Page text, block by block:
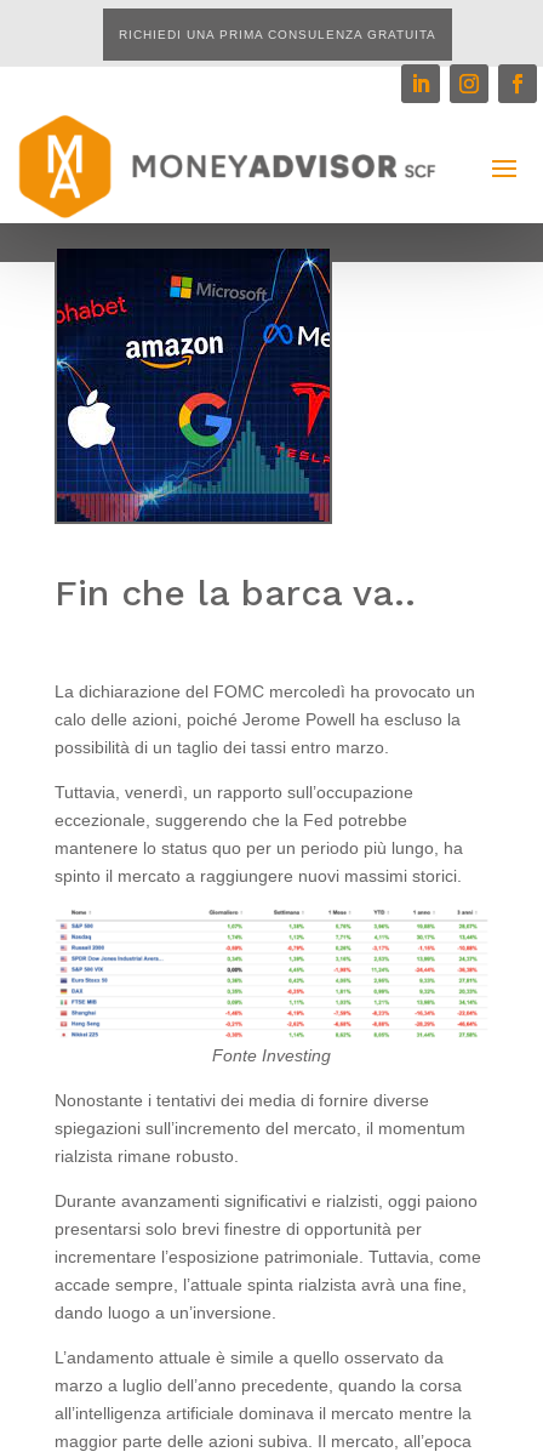
RICHIEDI UNA PRIMA CONSULENZA GRATUITA
Fin che la barca va..
La dichiarazione del FOMC mercoledì ha provocato un
calo delle azioni, poiché Jerome Powell ha escluso la
possibilità di un taglio dei tassi entro marzo.
Tuttavia, venerdì, un rapporto sull’occupazione
eccezionale, suggerendo che la Fed potrebbe
mantenere lo status quo per un periodo più lungo, ha
spinto il mercato a raggiungere nuovi massimi storici.
Fonte Investing
Nonostante i tentativi dei media di fornire diverse
spiegazioni sull’incremento del mercato, il momentum
rialzista rimane robusto.
Durante avanzamenti significativi e rialzisti, oggi paiono
presentarsi solo brevi finestre di opportunità per
incrementare l’esposizione patrimoniale. Tuttavia, come
accade sempre, l’attuale spinta rialzista avrà una fine,
dando luogo a un’inversione.
L’andamento attuale è simile a quello osservato da
marzo a luglio dell’anno precedente, quando la corsa
all’intelligenza artificiale dominava il mercato mentre la
maggior parte delle azioni subiva. Il mercato, all’epoca